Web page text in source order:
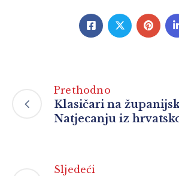
Prethodno
Klasičari na
Natjecanju iz
Sljedeći